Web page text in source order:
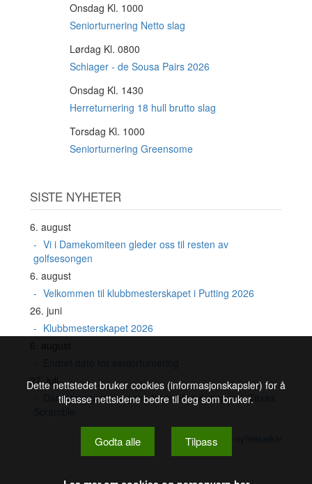
Onsdag Kl. 1000
Seniorturnering Netto slag
Lørdag Kl. 0800
Schiager - de Sousa Pairs 2026
Onsdag Kl. 1430
Herreturnering 18 hull brutto slag
Torsdag Kl. 1000
Seniorturnering Greensome
SISTE NYHETER
6. august
Vi i Damekomiteen gleder oss til resten av
golfsesongen
6. august
Velkommen til klubbmesterskapet i Putting 2026
26. juni
Klubbmesterskapet 2026
27. juli
Damegruppen er i gang fra tirsdag 4. august - Texas
Dette nettstedet bruker cookies (informasjonskapsler) for å
tilpasse nettsidene bedre til deg som bruker.
Godta alle Tilpass